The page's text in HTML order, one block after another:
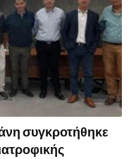
συγκροτήθηκε